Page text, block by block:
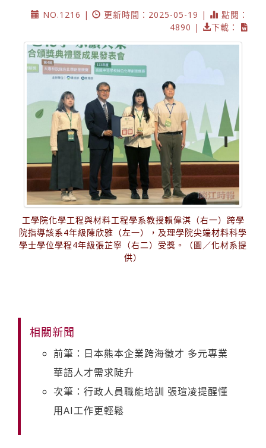
NO.1216 |
更新時間：2025-05-19 |
點閱：
4890 |
下載：
工學院化學工程與材料工程學系教授賴偉淇（右一）跨學
院指導該系4年級陳欣雅（左一），及理學院尖端材料科學
學士學位學程4年級張芷寧（右二）受獎。（圖／化材系提
供）
相關新聞
前筆：日本熊本企業跨海徵才 多元專業
華語人才需求陡升
次筆：行政人員職能培訓 張瑄凌提醒懂
用AI工作更輕鬆